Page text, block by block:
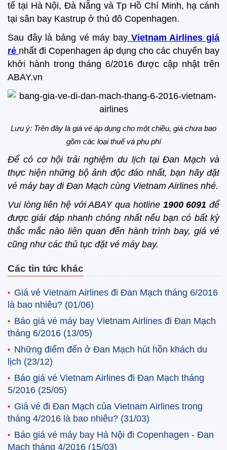
tế tại Hà Nội, Đà Nẵng và Tp Hồ Chí Minh, hạ cánh
tại sân bay Kastrup ở thủ đô Copenhagen.
Sau đây là bảng vé máy bay Vietnam Airlines giá
rẻ nhất đi Copenhagen áp dụng cho các chuyến bay
khởi hành trong tháng 6/2016 được cập nhật trên
ABAY.vn
Lưu ý: Trên đây là giá vé áp dụng cho một chiều, giá chưa bao
gồm các loại thuế và phụ phí
Để có cơ hội trải nghiệm du lịch tại Đan Mạch và
thực hiện những bộ ảnh độc đáo nhất, bạn hãy đặt
vé máy bay đi Đan Mạch cùng Vietnam Airlines nhé.
Vui lòng liên hệ với ABAY qua hotline 1900 6091để
được giải đáp nhanh chóng nhất nếu bạn có bất kỳ
thắc mắc nào liên quan đến hành trình bay, giá vé
cũng như các thủ tục đặt vé máy bay.
Các tin tức khác
Giá vé Vietnam Airlines đi Đan Mạch tháng 6/2016
là bao nhiêu? (01/06)
Báo giá vé máy bay Vietnam Airlines đi Đan Mạch
tháng 6/2016 (13/05)
Những điểm đến ở Đan Mạch hút hồn khách du
lịch (23/12)
Báo giá vé Vietnam Airlines đi Đan Mạch tháng
5/2016 (25/05)
Giá vé đi Đan Mạch của Vietnam Airlines trong
tháng 4/2016 là bao nhiêu? (31/03)
Báo giá vé máy bay Hà Nội đi Copenhagen - Đan
Mạch tháng 4/2016 (15/03)